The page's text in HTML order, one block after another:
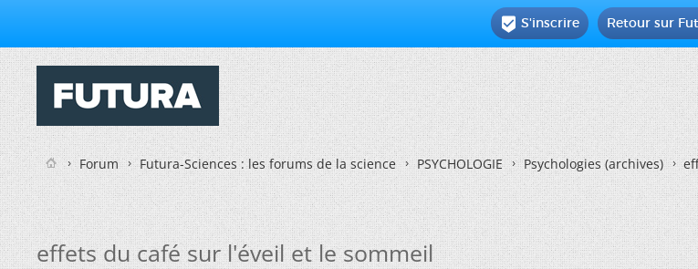
Retour sur
 S'inscrire
Forum Futura-Sciences : les forums de la science PSYCHOLOGIE Psychologies (archives)
effets du café sur l'éveil et le sommeil